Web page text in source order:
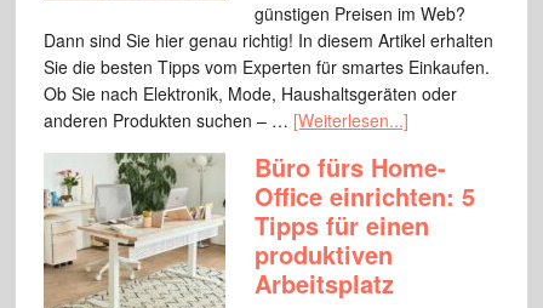
günstigen Preisen im Web?
Dann sind Sie hier genau richtig! In diesem Artikel erhalten
Sie die besten Tipps vom Experten für smartes Einkaufen.
Ob Sie nach Elektronik, Mode, Haushaltsgeräten oder
anderen Produkten suchen – … [Weiterlesen...]
Büro fürs Home-
Office einrichten: 5
Tipps für einen
produktiven
Arbeitsplatz